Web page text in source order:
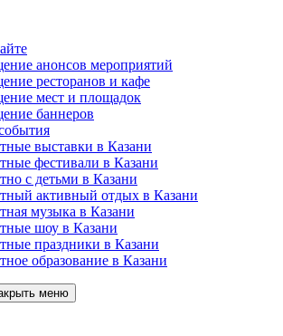
анонсов мероприятий
ресторанов и кафе
мест и площадок
баннеров
выставки в Казани
фестивали в Казани
с детьми в Казани
активный отдых в Казани
музыка в Казани
шоу в Казани
праздники в Казани
образование в Казани
меню